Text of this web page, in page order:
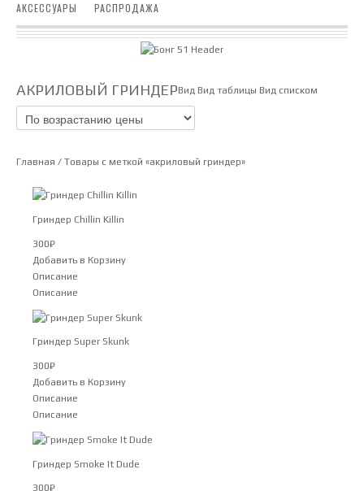
АКСЕССУАРЫ РАСПРОДАЖА
АКРИЛОВЫЙ ГРИНДЕРВид Вид таблицы Вид списком
Главная / Товары с меткой «акриловый гриндер»
Гриндер Chillin Killin
300₽
Добавить в Корзину
Описание
Описание
Гриндер Super Skunk
300₽
Добавить в Корзину
Описание
Описание
Гриндер Smoke It Dude
300₽